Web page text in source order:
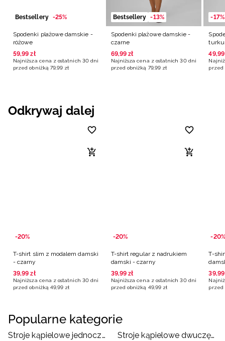
Bestsellery -25%
Spodenki plażowe damskie -
różowe
59,99 zł
Najniższa cena z ostatnich 30 dni
przed obniżką 79,99 zł
Bestsellery -13%
Spodenki plażowe damskie -
czarne
69,99 zł
Najniższa cena z ostatnich 30 dni
przed obniżką 79,99 zł
-17%
49,99
przed
Odkrywaj dalej
-20%
T-shirt slim z modalem damski
- czarny
39,99 zł
Najniższa cena z ostatnich 30 dni
przed obniżką 49,99 zł
-20%
T-shirt regular z nadrukiem
damski - czarny
39,99 zł
Najniższa cena z ostatnich 30 dni
przed obniżką 49,99 zł
-20%
T-
39,99
przed
Popularne kategorie
Stroje kąpielowe jednoczęściowe damskie
Stroje kąpielowe dwuczęściowe damskie